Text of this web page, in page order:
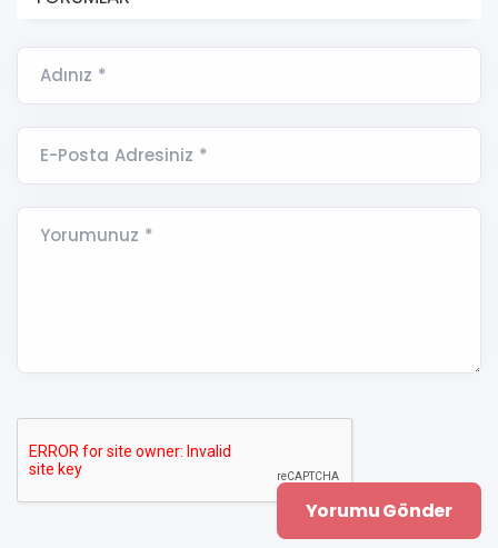
Adınız *
E-Posta Adresiniz *
Yorumunuz *